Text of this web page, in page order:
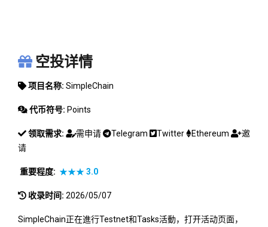
空投详情
项目名称: SimpleChain
代币符号: Points
领取需求: 需申请 Telegram Twitter Ethereum
邀
请
重要程度: ★★★3.0
收录时间: 2026/05/07
SimpleChain正在進行Testnet和Tasks活動，打开活动页面，